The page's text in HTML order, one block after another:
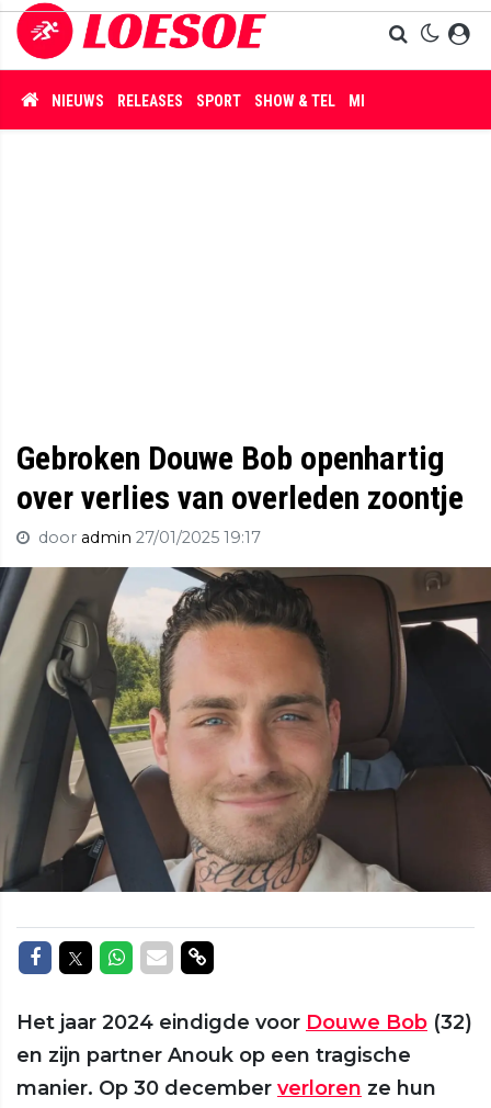
NIEUWS RELEASES SPORT SHOW & TEL MISDAAD
Gebroken Douwe Bob openhartig
over verlies van overleden zoontje
door admin 27/01/2025 19:17
Delen op Facebook
Delen op Twitter
Delen op Whatsapp
Delen via Mail
Delen via link
Het jaar 2024 eindigde voor Douwe Bob (32)
en zijn partner Anouk op een tragische
manier. Op 30 december verloren ze hun